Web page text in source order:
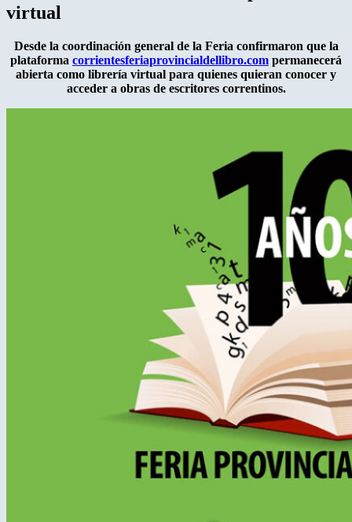
virtual
Desde la coordinación general de la Feria confirmaron que la
plataforma corrientesferiaprovincialdellibro.com permanecerá
abierta como librería virtual para quienes quieran conocer y
acceder a obras de escritores correntinos.